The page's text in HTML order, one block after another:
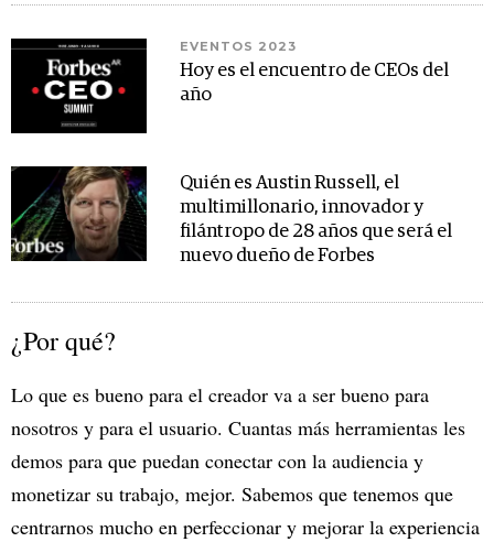
EVENTOS 2023
Hoy es el encuentro de CEOs del
año
Quién es Austin Russell, el
multimillonario, innovador y
filántropo de 28 años que será el
nuevo dueño de Forbes
¿Por qué?
Lo que es bueno para el creador va a ser bueno para
nosotros y para el usuario. Cuantas más herramientas les
demos para que puedan conectar con la audiencia y
monetizar su trabajo, mejor. Sabemos que tenemos que
centrarnos mucho en perfeccionar y mejorar la experiencia